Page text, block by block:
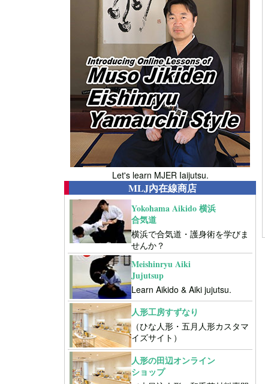
Let's learn MJER Iaijutsu.
MLJ內在線商店
Yokohama Aikido 横浜
合気道
横浜で合気道・護身術を学びま
せんか？
Meishinryu Aiki
Jujutsup
Learn Aikido & Aiki jujutsu.
人形工房すずなり
（ひな人形・五月人形カスタマ
イズサイト）
人形の田辺オンライン
ショップ